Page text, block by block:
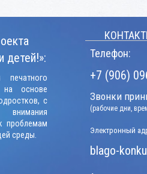
детей!»:
печатного
на основе
с
проблемам
среды.
Телефон:
+7 (906)
Звонки
(рабочие дни,
Электронный
blago-